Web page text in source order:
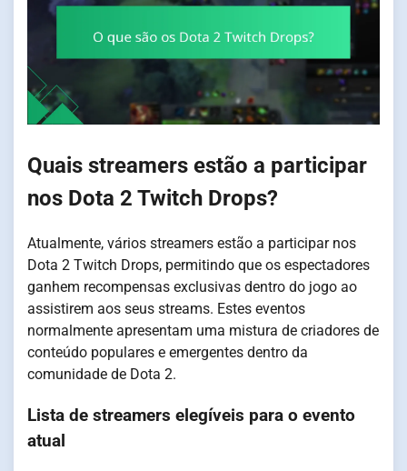
Quais streamers estão a participar
nos Dota 2 Twitch Drops?
Atualmente, vários streamers estão a participar nos
Dota 2 Twitch Drops, permitindo que os espectadores
ganhem recompensas exclusivas dentro do jogo ao
assistirem aos seus streams. Estes eventos
normalmente apresentam uma mistura de criadores de
conteúdo populares e emergentes dentro da
comunidade de Dota 2.
Lista de streamers elegíveis para o evento
atual